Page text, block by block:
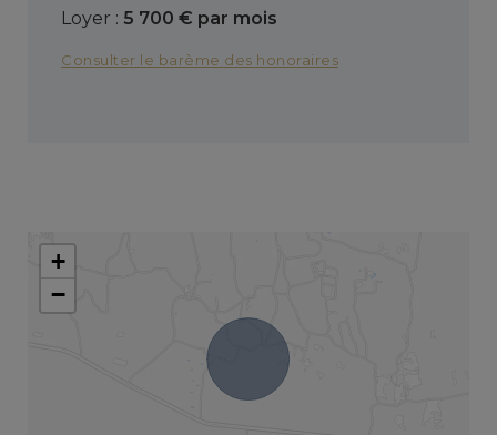
Loyer : 5 700 € par mois
Consulter le barème des honoraires
+
−